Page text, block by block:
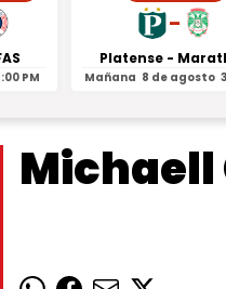
PM
-
Platense -
Mañana 8 de agosto